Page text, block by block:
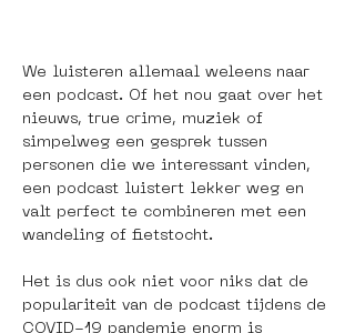
We luisteren allemaal weleens naar
een podcast. Of het nou gaat over het
nieuws, true crime, muziek of
simpelweg een gesprek tussen
personen die we interessant vinden,
een podcast luistert lekker weg en
valt perfect te combineren met een
wandeling of fietstocht.
Het is dus ook niet voor niks dat de
populariteit van de podcast tijdens de
COVID-19 pandemie enorm is